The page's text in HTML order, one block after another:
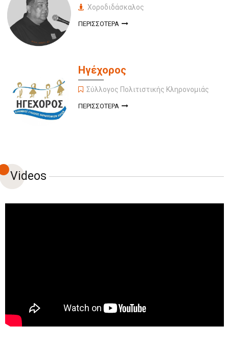
Χοροδιδάσκαλος
ΠΕΡΙΣΣΟΤΕΡΑ ΓΙΑ ΤΟΥΛΑΤΟΣ
Ηγέχορος
Σύλλογος Πολιτιστικής Κληρονομιάς
ΠΕΡΙΣΣΟΤΕΡΑ ΓΙΑ
Videos